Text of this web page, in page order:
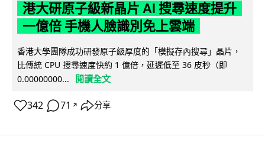
港大研原子級新晶片 AI 搜尋速度提升
一億倍 手機人臉識別免上雲端
香港大學團隊成功研發原子級厚度的「模擬存內搜尋」晶片，
比傳統 CPU 搜尋速度快約 1 億倍，延遲低至 36 皮秒（即
0.00000000...
閱讀全文
342 71 ↗ 分享